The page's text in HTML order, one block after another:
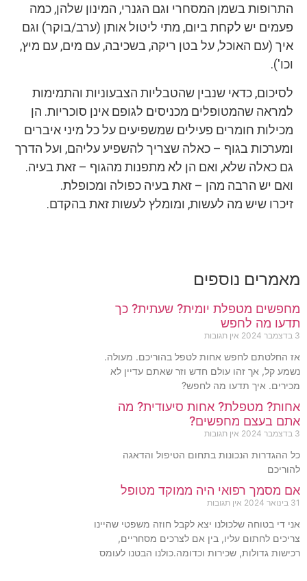
התרופות בשמן המסחרי וגם הגנרי, המינון שלהן, כמה
פעמים יש לקחת ביום, מתי ליטול אותן (ערב/בוקר) וגם
איך (עם האוכל, על בטן ריקה, בשכיבה, עם מים, עם מיץ,
וכו').
לסיכום, כדאי שנבין שהטבליות הצבעוניות והתמימות
למראה שהמטופלים מכניסים לגופם אינן סוכריות. הן
מכילות חומרים פעילים שמשפיעים על כל מיני איברים
ומערכות בגוף – כאלה שצריך להשפיע עליהם, ועל הדרך
גם כאלה שלא, ואם הן לא מתפנות מהגוף – זאת בעיה.
ואם יש הרבה מהן – זאת בעיה כפולה ומכופלת.
זיכרו שיש מה לעשות, ומומלץ לעשות זאת בהקדם.
מאמרים נוספים
מחפשים מטפלת יומית? שעתית? כך
תדעו מה לחפש
3 בדצמבר 2024 אין תגובות
אז החלטתם לחפש אחות לטפל בהוריכם. מעולה.
נשמע קל, אך זהו עולם חדש וזר שאתם עדיין לא
מכירים. איך תדעו מה לחפש?
אחות? מטפלת? אחות סיעודית? מה
אתם בעצם מחפשים?
3 בדצמבר 2024 אין תגובות
כל ההגדרות הנכונות בתחום הטיפול והדאגה
להוריכם
אם מסמך רפואי היה ממוקד מטופל
31 בינואר 2024 אין תגובות
אני די בטוחה שלכולנו יצא לקבל חוזה משפטי שהיינו
צריכים לחתום עליו, בין אם לצרכים מסחריים,
רכישות גדולות, שכירות וכדומה.כולנו הבטנו לעומס